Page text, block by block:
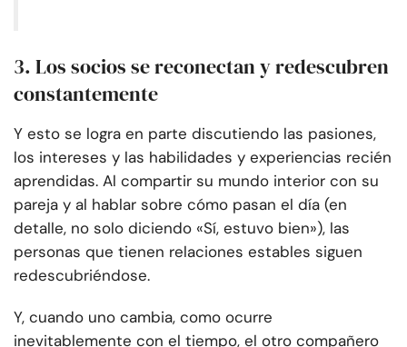
3. Los socios se reconectan y redescubren
constantemente
Y esto se logra en parte discutiendo las pasiones,
los intereses y las habilidades y experiencias recién
aprendidas. Al compartir su mundo interior con su
pareja y al hablar sobre cómo pasan el día (en
detalle, no solo diciendo «Sí, estuvo bien»), las
personas que tienen relaciones estables siguen
redescubriéndose.
Y, cuando uno cambia, como ocurre
inevitablemente con el tiempo, el otro compañero